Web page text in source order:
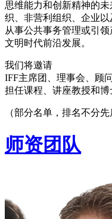
思维能力和创新精神的
织、非营利组织、企业
从事公共事务管理或引
文明时代前沿发展。
我们将邀请
IFF主席团、理事会、顾
担任课程、讲座教授和博
（部分名单，排名不分先
师资团队